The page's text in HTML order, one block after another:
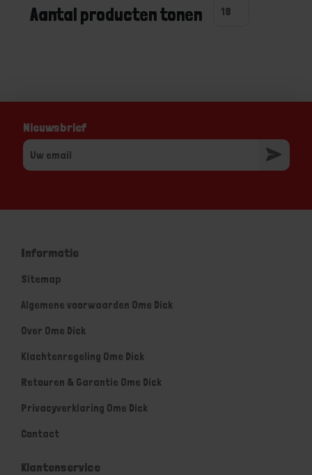
Aantal producten tonen
Nieuwsbrief
Informatie
Sitemap
Algemene voorwaarden Ome Dick
Over Ome Dick
Klachtenregeling Ome Dick
Retouren & Garantie Ome Dick
Privacyverklaring Ome Dick
Contact
Klantenservice